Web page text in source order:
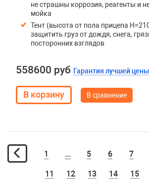
не страшны коррозия, реагенты и
мойка
Тент (высота от пола прицепа
защитить груз от дождя, снега,
посторонних взглядов
558600 руб Гарантия лучшей цены
В сравнение
1 ... 5 6 7
11 12 13 14 15